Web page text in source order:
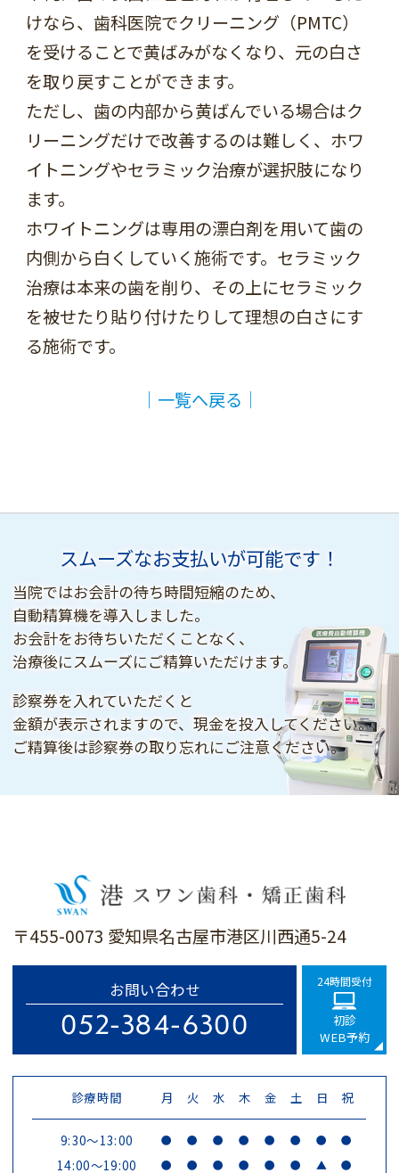
けなら、歯科医院でクリーニング（PMTC）
を受けることで黄ばみがなくなり、元の白さ
を取り戻すことができます。
ただし、歯の内部から黄ばんでいる場合はク
リーニングだけで改善するのは難しく、ホワ
イトニングやセラミック治療が選択肢になり
ます。
ホワイトニングは専用の漂白剤を用いて歯の
内側から白くしていく施術です。セラミック
治療は本来の歯を削り、その上にセラミック
を被せたり貼り付けたりして理想の白さにす
る施術です。
│一覧へ戻る│
スムーズなお支払いが可能です！
当院ではお会計の待ち時間短縮のため、
自動精算機を導入しました。
お会計をお待ちいただくことなく、
治療後にスムーズにご精算いただけます。
診察券を入れていただくと
金額が表示されますので、現金を投入してください。
ご精算後は診察券の取り忘れにご注意ください。
〒455-0073 愛知県名古屋市港区川西通5-24
お問い合わせ
052-384-6300
24時間受付
初診
WEB予約
診療時間 月 火 水 木 金 土 日 祝
9:30～13:00 ● ● ● ● ● ● ● ●
14:00～19:00 ● ● ● ● ● ● ▲ ●